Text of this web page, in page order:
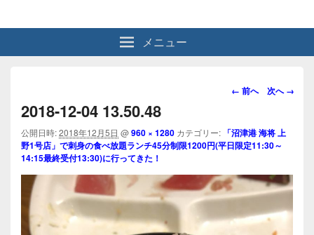
メニュー
画
ビ
ゲ
シ
ョ
← 前へ 次へ →
2018-12-04 13.50.48
公開日時:2018年12月5日 @960 × 1280 カテゴリー: 「沼津港 海将 上
野1号店」で刺身の食べ放題ランチ45分制限1200円(平日限定11:30～
14:15最終受付13:30)に行ってきた！